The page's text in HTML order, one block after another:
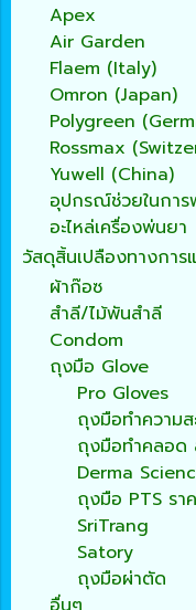
Apex
Air Garden
Flaem (Italy)
Omron (Japan)
Polygreen
Rossmax
Yuwell (China)
อุปกรณ์ช่วยในการ
อะไหล่เครื่องพ่นยา
วัสดุสิ้นเปลืองทางกา
ผ้าก๊อซ
สำลี/ไม้พันสำลี
Condom
ถุงมือ Glove
Pro Gloves
ถุงมือทำความส
ถุงมือทำคลอด
Derma
ถุงมือ PTS รา
SriTrang
Satory
ถุงมือผ่าตัด